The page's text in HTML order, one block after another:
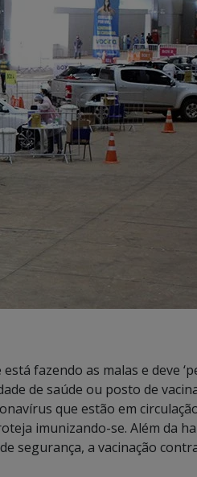
fazendo as malas e deve
de saúde ou posto de
que estão em
imunizando-se. Além da
segurança, a vacinação